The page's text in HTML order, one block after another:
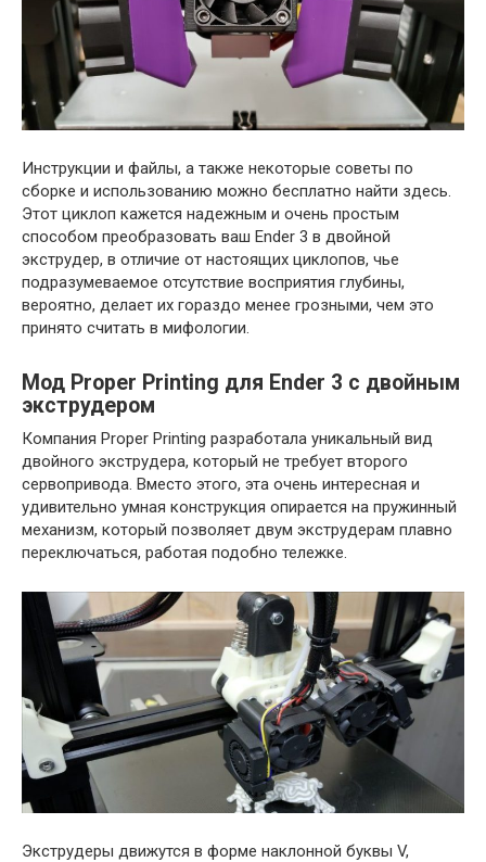
Инструкции и файлы, а также некоторые советы по
сборке и использованию можно бесплатно найти здесь.
Этот циклоп кажется надежным и очень простым
способом преобразовать ваш Ender 3 в двойной
экструдер, в отличие от настоящих циклопов, чье
подразумеваемое отсутствие восприятия глубины,
вероятно, делает их гораздо менее грозными, чем это
принято считать в мифологии.
Мод Proper Printing для Ender 3 с двойным
экструдером
Компания Proper Printing разработала уникальный вид
двойного экструдера, который не требует второго
сервопривода. Вместо этого, эта очень интересная и
удивительно умная конструкция опирается на пружинный
механизм, который позволяет двум экструдерам плавно
переключаться, работая подобно тележке.
Экструдеры движутся в форме наклонной буквы V,